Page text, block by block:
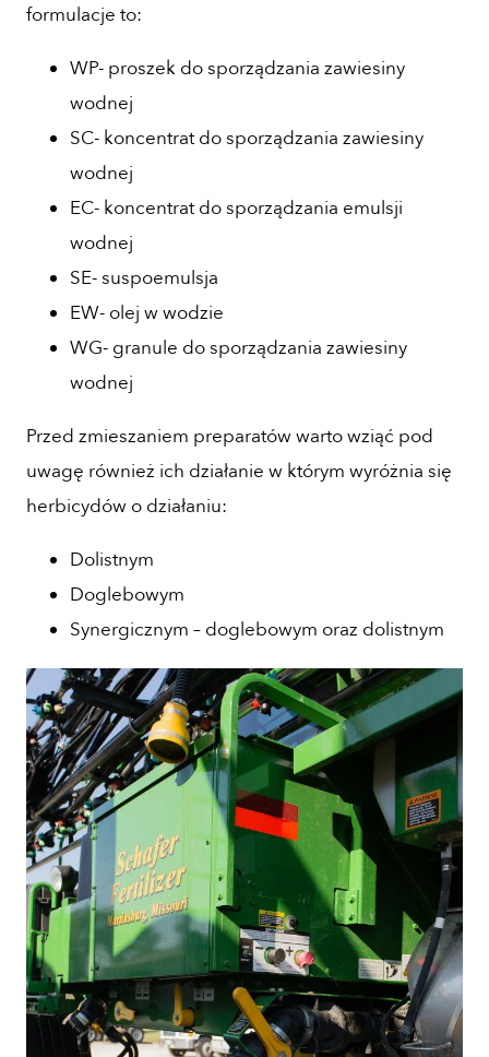
formulacje to:
WP- proszek do sporządzania zawiesiny
wodnej
SC- koncentrat do sporządzania zawiesiny
wodnej
EC- koncentrat do sporządzania emulsji
wodnej
SE- suspoemulsja
EW- olej w wodzie
WG- granule do sporządzania zawiesiny
wodnej
Przed zmieszaniem preparatów warto wziąć pod
uwagę również ich działanie w którym wyróżnia się
herbicydów o działaniu:
Dolistnym
Doglebowym
Synergicznym – doglebowym oraz dolistnym